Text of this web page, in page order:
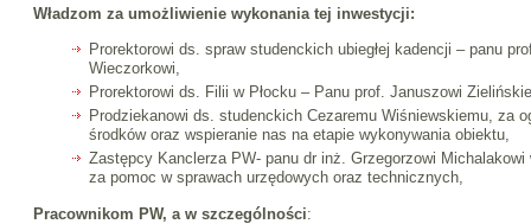
Władzom za umożliwienie wykonania tej inwestycji:
Prorektorowi ds. spraw studenckich ubiegłej kadencji – panu
Wieczorkowi,
Prorektorowi ds. Filii w Płocku – Panu prof. Januszowi
Prodziekanowi ds. studenckich Cezaremu Wiśniewskiemu, za
środków oraz wspieranie nas na etapie wykonywania obiektu,
Zastępcy Kanclerza PW- panu dr inż. Grzegorzowi Michalakowi
za pomoc w sprawach urzędowych oraz technicznych,
Pracownikom PW, a w szczególności: